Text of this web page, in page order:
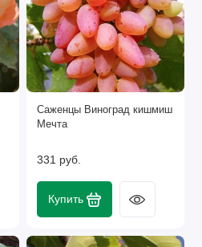
Саженцы Виноград кишмиш
Мечта
331 руб.
Купить